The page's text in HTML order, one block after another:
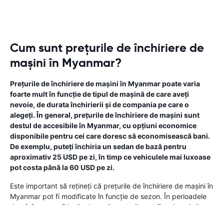
Cum sunt prețurile de închiriere de
mașini în Myanmar?
Prețurile de închiriere de mașini în Myanmar poate varia
foarte mult în funcție de tipul de mașină de care aveți
nevoie, de durata închirierii și de compania pe care o
alegeți. În general, prețurile de închiriere de mașini sunt
destul de accesibile în Myanmar, cu opțiuni economice
disponibile pentru cei care doresc să economisească bani.
De exemplu, puteți închiria un sedan de bază pentru
aproximativ 25 USD pe zi, în timp ce vehiculele mai luxoase
pot costa până la 60 USD pe zi.
Este important să rețineți că prețurile de închiriere de mașini în
Myanmar pot fi modificate în funcție de sezon. În perioadele